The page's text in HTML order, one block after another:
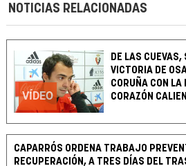
NOTICIAS RELACIONADAS
VÍDEO
DE LAS CUEVAS,
VICTORIA DE
CORUÑA CON LA
CORAZÓN
CAPARRÓS ORDENA TRABAJO
RECUPERACIÓN, A TRES DÍAS DEL